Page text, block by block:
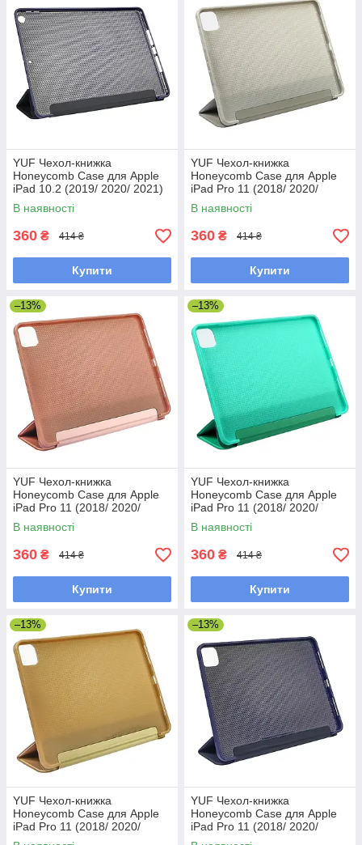
YUF Чехол-книжка
Honeycomb Case для Apple
iPad 10.2 (2019/ 2020/ 2021)
цвет 01 темно-синий
В наявності
360 ₴ 414 ₴
Купити
YUF Чехол-книжка
Honeycomb Case для Apple
iPad Pro 11 (2018/ 2020/
2021) цвет 03 серый
В наявності
360 ₴ 414 ₴
Купити
–13%
YUF Чехол-книжка
Honeycomb Case для Apple
iPad Pro 11 (2018/ 2020/
2021) цвет 06 розово-
золотистый
В наявності
360 ₴ 414 ₴
Купити
–13%
YUF Чехол-книжка
Honeycomb Case для Apple
iPad Pro 11 (2018/ 2020/
2021) цвет 07 бирюзовый
В наявності
360 ₴ 414 ₴
Купити
–13%
YUF Чехол-книжка
Honeycomb Case для Apple
iPad Pro 11 (2018/ 2020/
2021) цвет 05 золотистый
–13%
YUF Чехол-книжка
Honeycomb Case для Apple
iPad Pro 11 (2018/ 2020/
2021) цвет 01 темно-синий